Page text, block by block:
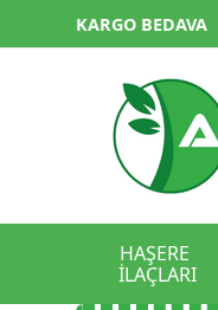
KARGO BEDAVA
HAŞERE
İLAÇLARI